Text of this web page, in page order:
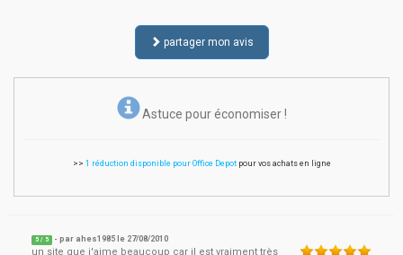
partager mon avis
Astuce pour économiser !
>> 1 réduction disponible pour Office Depotpour vos achats en ligne
5 / 5 - par ahes1985 le 27/08/2010
un site que j'aime beaucoup car il est vraiment très